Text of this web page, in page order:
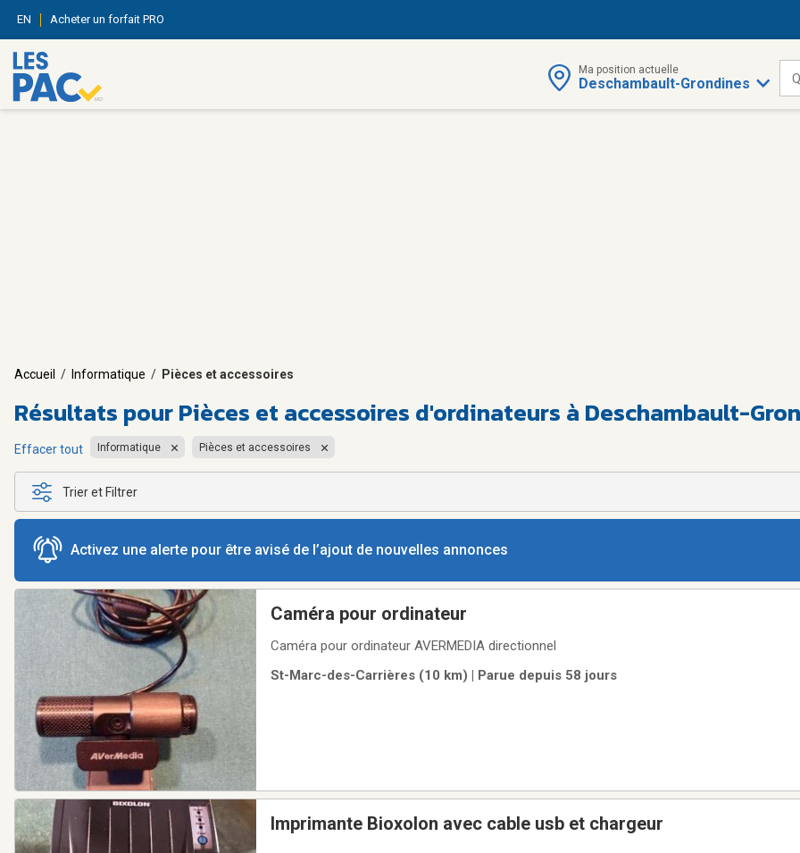
EN Acheter un forfait PRO
Ma position actuelle
Deschambault-Grondines
Accueil / Informatique / Pièces et accessoires
Résultats pourPièces et accessoires d'ordinateurs à Deschambault-
Effacer tout Informatique Pièces et accessoires
Trier et Filtrer
Activez une alerte pour être avisé de l’ajout de nouvelles annonces
Caméra pour ordinateur
Caméra pour ordinateur AVERMEDIA directionnel
St-Marc-des-Carrières (10 km) | Parue depuis 58 jours
Imprimante Bioxolon avec cable usb et chargeur